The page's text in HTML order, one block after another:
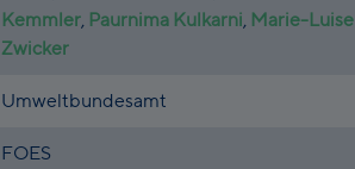
Kemmler, Paurnima Kulkarni, Marie-Luise
Zwicker
Umweltbundesamt
FOES